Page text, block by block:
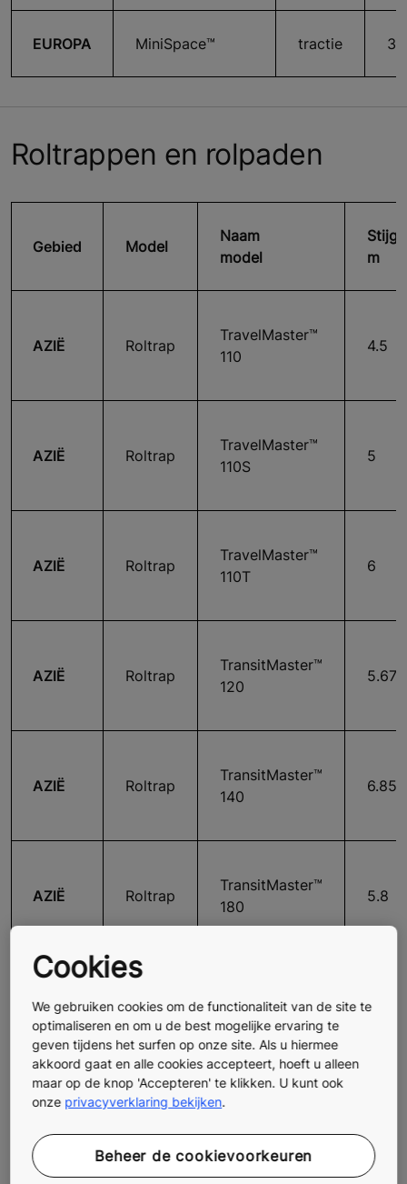
EUROPA MiniSpace™ tractie
Roltrappen en rolpaden
Gebied Model
Naam
model
m
AZIË Roltrap
TravelMaster™
110
4.5
AZIË Roltrap
TravelMaster™
110S
5
AZIË Roltrap
TravelMaster™
110T
6
AZIË Roltrap
TransitMaster™
120
5.67
AZIË Roltrap
TransitMaster™
140
6.85
AZIË Roltrap
TransitMaster™
180
5.8
AZIË Rolpad
165
TravelMaster™
Cookies
We gebruiken cookies om de functionaliteit van de site te
optimaliseren en om u de best mogelijke ervaring te
geven tijdens het surfen op onze site. Als u hiermee
akkoord gaat en alle cookies accepteert, hoeft u alleen
maar op de knop 'Accepteren' te klikken. U kunt ook
onze privacyverklaring bekijken.
Beheer de cookievoorkeuren